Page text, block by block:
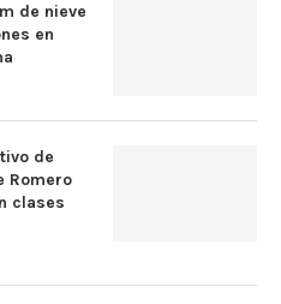
de nieve
en
de
Romero
clases